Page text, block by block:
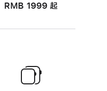
RMB 1999 起